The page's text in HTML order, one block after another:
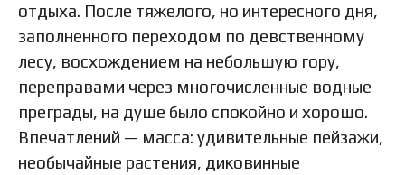
отдыха. После тяжелого, но интересного дня,
заполненного переходом по девственному
лесу, восхождением на небольшую гору,
переправами через многочисленные водные
преграды, на душе было спокойно и хорошо.
Впечатлений — масса: удивительные пейзажи,
необычайные растения, диковинные